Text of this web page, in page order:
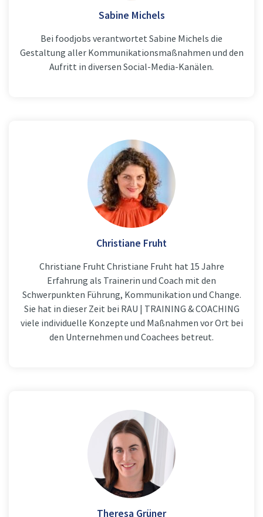
Sabine Michels
Bei foodjobs verantwortet Sabine Michels die
Gestaltung aller Kommunikationsmaßnahmen und den
Aufritt in diversen Social-Media-Kanälen.
Christiane Fruht
Christiane Fruht Christiane Fruht hat 15 Jahre
Erfahrung als Trainerin und Coach mit den
Schwerpunkten Führung, Kommunikation und Change.
Sie hat in dieser Zeit bei RAU | TRAINING & COACHING
viele individuelle Konzepte und Maßnahmen vor Ort bei
den Unternehmen und Coachees betreut.
Theresa Grüner